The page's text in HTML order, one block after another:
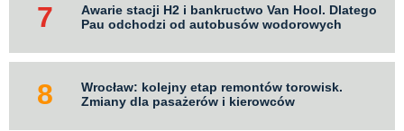
Awarie stacji H2 i bankructwo Van Hool. Dlatego
Pau odchodzi od autobusów wodorowych
Wrocław: kolejny etap remontów torowisk.
Zmiany dla pasażerów i kierowców